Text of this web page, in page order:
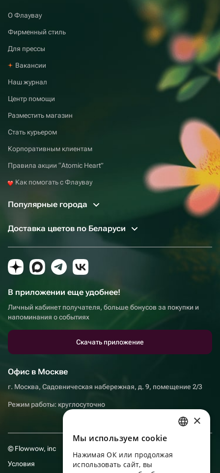
О Флаувау
Фирменный стиль
Для прессы
Вакансии
Наш журнал
Центр помощи
Разместить магазин
Стать курьером
Корпоративным клиентам
Правила акции “Atomic Heart”
Как помогать с Флаувау
Популярные города
Доставка цветов по Беларуси
В приложении еще удобнее!
Личный кабинет получателя, больше бонусов за покупки и
напоминания о событиях
Скачать приложение
Офис в Москве
г. Москва, Садовническая набережная, д. 9, помещение 2/3
Режим работы: круглосуточно
© Flowwow, inc
Условия
ENGLISH
×
Мы используем сookie
Нажимая ОК или продолжая
использовать сайт, вы